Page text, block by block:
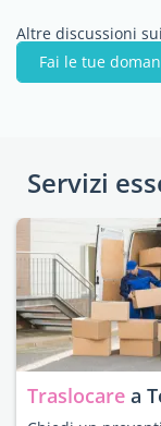
Altre discussioni
Fai le tue
Servizi
Traslocare a